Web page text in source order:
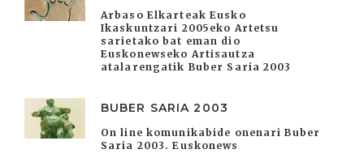
Arbaso Elkarteak Eusko
Ikaskuntzari 2005eko Artetsu
sarietako bat eman dio
Euskonewseko Artisautza
atalarengatik Buber Saria 2003
BUBER SARIA 2003
On line komunikabide onenari Buber
Saria 2003. Euskonews